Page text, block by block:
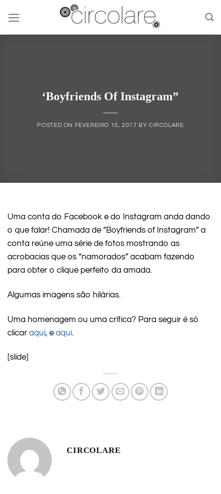
content
‘Boyfriends Of Instagram”
POSTED ON FEVEREIRO 15, 2017 BYCIRCOLARE
Uma conta do Facebook e do Instagram anda dando
o que falar! Chamada de “Boyfriends of Instagram” a
conta reúne uma série de fotos mostrando as
acrobacias que os “namorados” acabam fazendo
para obter o clique perfeito da amada.
Algumas imagens são hilárias.
Uma homenagem ou uma crítica? Para seguir é só
clicar aqui, e aqui.
[slide]
CIRCOLARE